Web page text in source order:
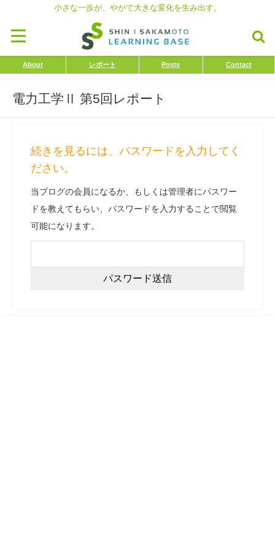
小さな一歩が、やがて大きな変化を生み出す。
About レポート Posts Contact
電力工学Ⅱ 第5回レポート
続きを見るには、パスワードを入力してく
ださい。
当ブログの会員になるか、もしくは管理者にパスワー
ドを教えてもらい、パスワードを入力することで閲覧
可能になります。